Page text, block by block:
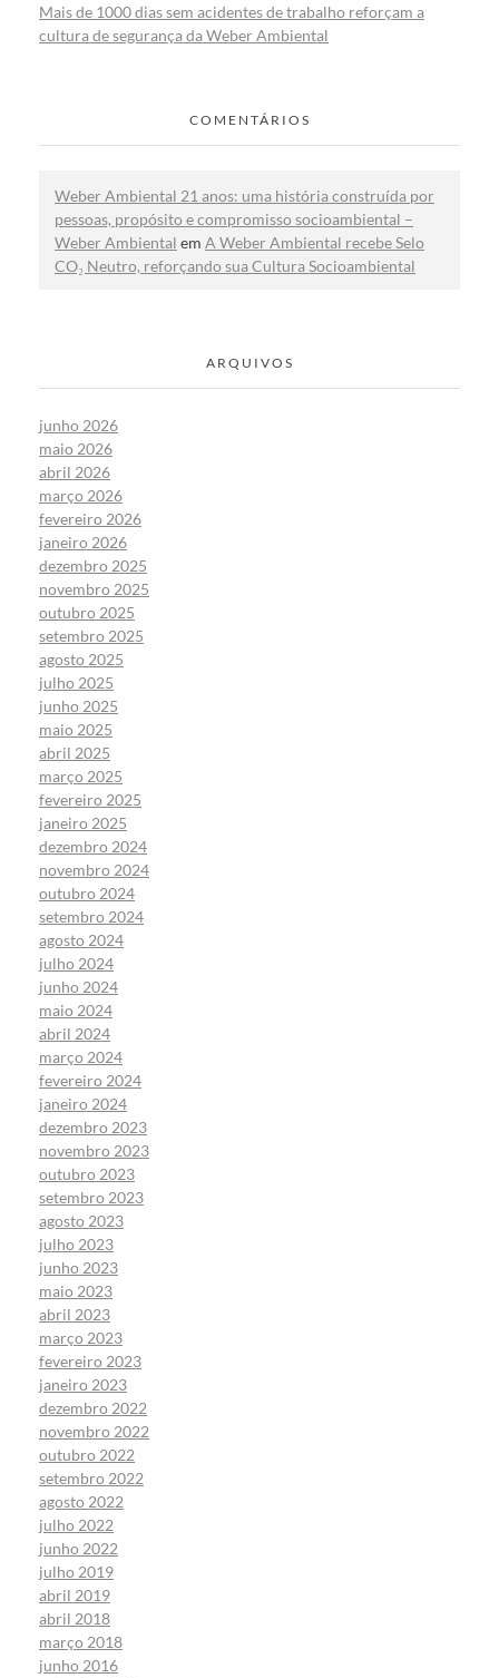
Mais de 1000 dias sem acidentes de trabalho reforçam a
cultura de segurança da Weber Ambiental
COMENTÁRIOS
Weber Ambiental 21 anos: uma história construída por
pessoas, propósito e compromisso socioambiental –
Weber Ambiental em A Weber Ambiental recebe Selo
CO₂ Neutro, reforçando sua Cultura Socioambiental
ARQUIVOS
junho 2026
maio 2026
abril 2026
março 2026
fevereiro 2026
janeiro 2026
dezembro 2025
novembro 2025
outubro 2025
setembro 2025
agosto 2025
julho 2025
junho 2025
maio 2025
abril 2025
março 2025
fevereiro 2025
janeiro 2025
dezembro 2024
novembro 2024
outubro 2024
setembro 2024
agosto 2024
julho 2024
junho 2024
maio 2024
abril 2024
março 2024
fevereiro 2024
janeiro 2024
dezembro 2023
novembro 2023
outubro 2023
setembro 2023
agosto 2023
julho 2023
junho 2023
maio 2023
abril 2023
março 2023
fevereiro 2023
janeiro 2023
dezembro 2022
novembro 2022
outubro 2022
setembro 2022
agosto 2022
julho 2022
junho 2022
julho 2019
abril 2019
abril 2018
março 2018
junho 2016